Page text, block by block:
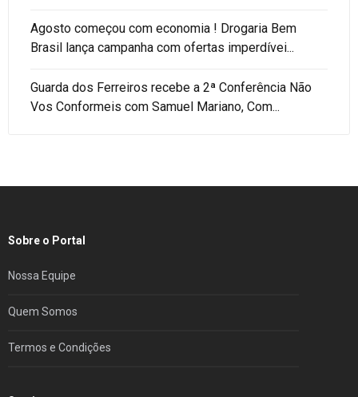
Agosto começou com economia ! Drogaria Bem
Brasil lança campanha com ofertas imperdívei...
Guarda dos Ferreiros recebe a 2ª Conferência Não
Vos Conformeis com Samuel Mariano, Com...
Sobre o Portal
Nossa Equipe
Quem Somos
Termos e Condições